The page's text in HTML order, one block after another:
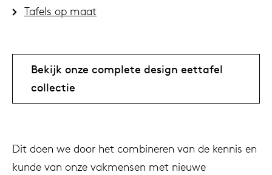
Tafels op maat
Bekijk onze complete design eettafel
collectie
Dit doen we door het combineren van de kennis en
kunde van onze vakmensen met nieuwe